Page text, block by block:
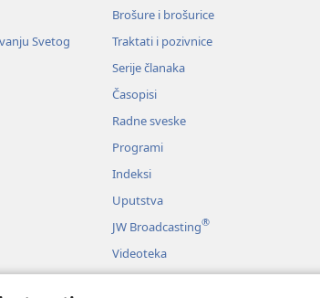
Svetog
Brošure i brošurice
Traktati i pozivnice
Serije članaka
Časopisi
Radne sveske
Programi
Indeksi
Uputstva
JW Broadcasting®
Videoteka
Muzika